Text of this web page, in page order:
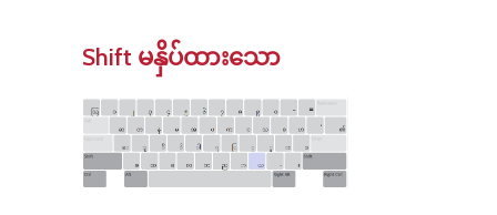
Shift မနှိပ်ထားသော